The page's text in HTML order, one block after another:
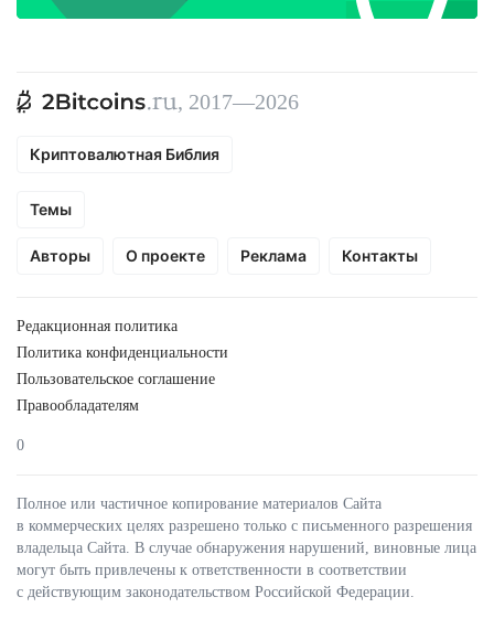
, 2017—2026
Криптовалютная Библия
Темы
Авторы О проекте Реклама Контакты
Редакционная политика
Политика конфиденциальности
Пользовательское соглашение
Правообладателям
0
Полное или частичное копирование материалов Сайта
в коммерческих целях разрешено только с письменного разрешения
владельца Сайта. В случае обнаружения нарушений, виновные лица
могут быть привлечены к ответственности в соответствии
с действующим законодательством Российской Федерации.